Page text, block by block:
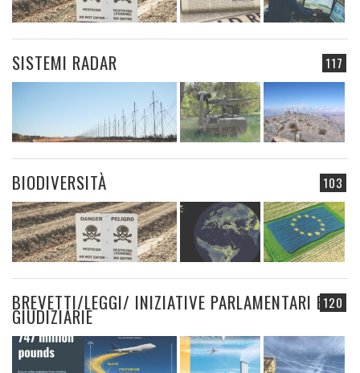
117
SISTEMI RADAR
103
BIODIVERSITÀ
120
BREVETTI/LEGGI/ INIZIATIVE PARLAMENTARI E
GIUDIZIARIE